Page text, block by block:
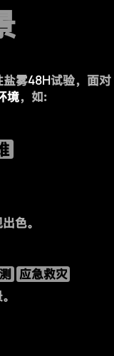
盐雾48H试验， 面对
境，如:
色。
应急救灾